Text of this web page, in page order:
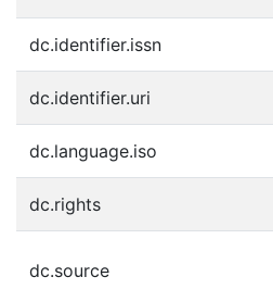
dc.identifier.issn
dc.identifier.uri
dc.language.iso
dc.rights
dc.source